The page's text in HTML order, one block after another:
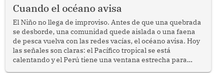
Cuando el océano avisa
El Niño no llega de improviso. Antes de que una quebrada
se desborde, una comunidad quede aislada o una faena
de pesca vuelva con las redes vacías, el océano avisa. Hoy
las señales son claras: el Pacífico tropical se está
calentando y el Perú tiene una ventana estrecha para